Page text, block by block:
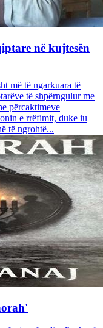
në kujtesën
më të ngarkuara të
të shpërngulur me
përcaktimeve
e rrëfimit, duke iu
të ngrohtë...